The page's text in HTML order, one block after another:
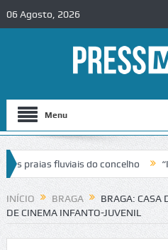
06 Agosto, 2026
Menu
fluviais do concelho
trânsito no IC2 em Alcobaça
INÍCIO BRAGA
BRAGA: CASA
DE CINEMA INFANTO-JUVENIL